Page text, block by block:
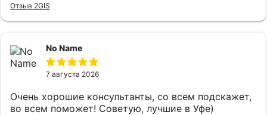
Отзыв 2GIS
No Name
7 августа 2026
Очень хорошие консультанты, со всем подскажет,
во всем поможет! Советую, лучшие в Уфе)